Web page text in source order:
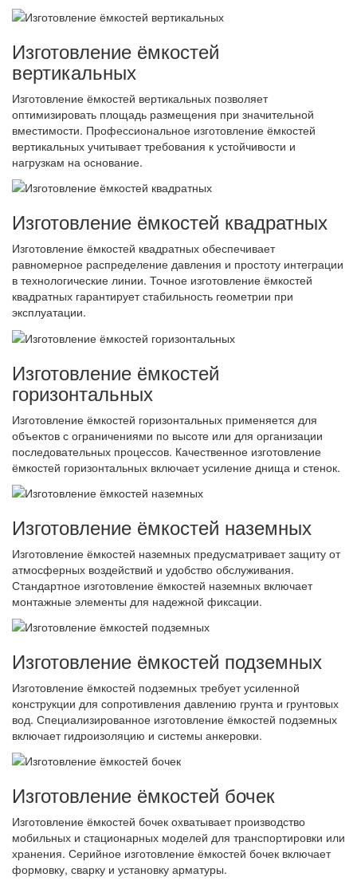
Изготовление ёмкостей
вертикальных
Изготовление ёмкостей вертикальных позволяет
оптимизировать площадь размещения при значительной
вместимости. Профессиональное изготовление ёмкостей
вертикальных учитывает требования к устойчивости и
нагрузкам на основание.
Изготовление ёмкостей квадратных
Изготовление ёмкостей квадратных обеспечивает
равномерное распределение давления и простоту интеграции
в технологические линии. Точное изготовление ёмкостей
квадратных гарантирует стабильность геометрии при
эксплуатации.
Изготовление ёмкостей
горизонтальных
Изготовление ёмкостей горизонтальных применяется для
объектов с ограничениями по высоте или для организации
последовательных процессов. Качественное изготовление
ёмкостей горизонтальных включает усиление днища и стенок.
Изготовление ёмкостей наземных
Изготовление ёмкостей наземных предусматривает защиту от
атмосферных воздействий и удобство обслуживания.
Стандартное изготовление ёмкостей наземных включает
монтажные элементы для надежной фиксации.
Изготовление ёмкостей подземных
Изготовление ёмкостей подземных требует усиленной
конструкции для сопротивления давлению грунта и грунтовых
вод. Специализированное изготовление ёмкостей подземных
включает гидроизоляцию и системы анкеровки.
Изготовление ёмкостей бочек
Изготовление ёмкостей бочек охватывает производство
мобильных и стационарных моделей для транспортировки или
хранения. Серийное изготовление ёмкостей бочек включает
формовку, сварку и установку арматуры.